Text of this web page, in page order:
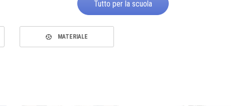
Tutto per la scuola
MATERIALE